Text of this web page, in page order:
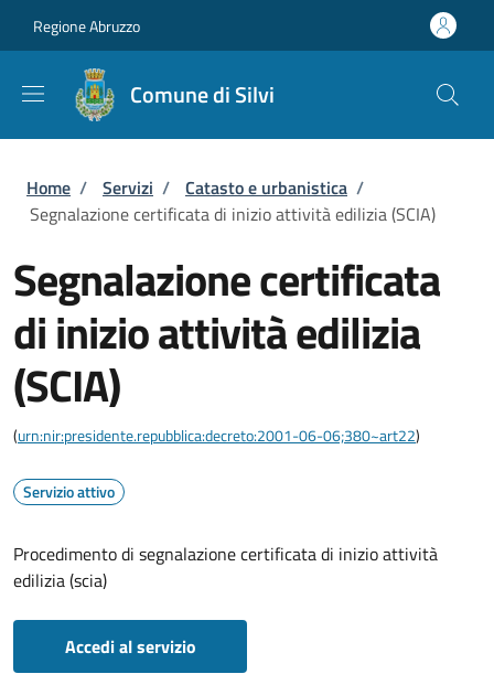
Regione Abruzzo
Comune di Silvi
Briciole di pane
Home / Servizi / Catasto e urbanistica /
Segnalazione certificata di inizio attività edilizia (SCIA)
Segnalazione certificata
di inizio attività edilizia
(SCIA)
(urn:nir:presidente.repubblica:decreto:2001-06-06;380~art22)
Servizio attivo
Procedimento di segnalazione certificata di inizio attività
edilizia (scia)
Accedi al servizio